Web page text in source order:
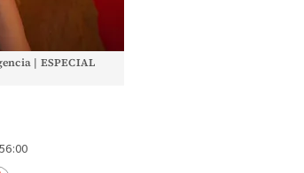
| ESPECIAL